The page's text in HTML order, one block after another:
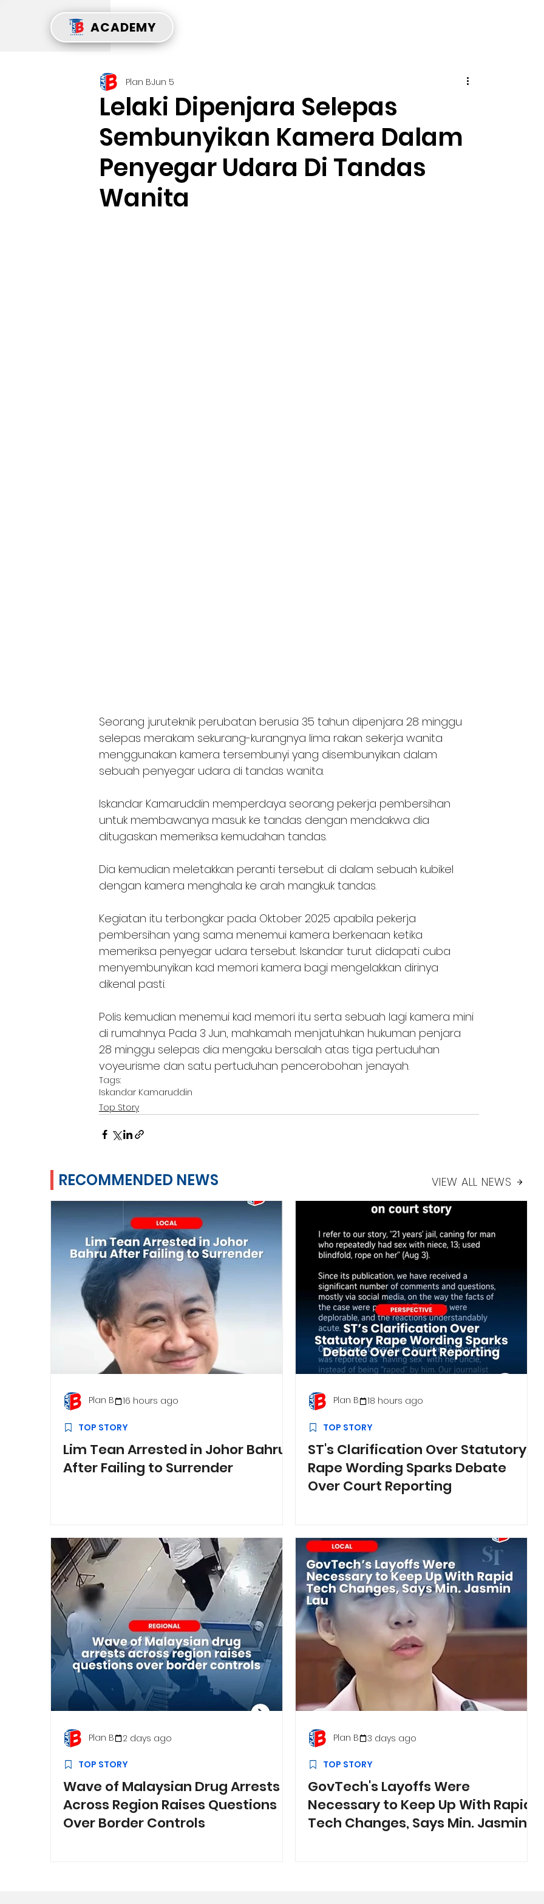
ACADEMY
Lelaki Dipenjara Selepas
Sembunyikan Kamera Dalam
Penyegar Udara Di Tandas
Wanita
Plan BJun 5
Seorang juruteknik perubatan berusia 35 tahun dipenjara 28 minggu
selepas merakam sekurang-kurangnya lima rakan sekerja wanita
menggunakan kamera tersembunyi yang disembunyikan dalam
sebuah penyegar udara di tandas wanita.
Iskandar Kamaruddin memperdaya seorang pekerja pembersihan
untuk membawanya masuk ke tandas dengan mendakwa dia
ditugaskan memeriksa kemudahan tandas.
Dia kemudian meletakkan peranti tersebut di dalam sebuah kubikel
dengan kamera menghala ke arah mangkuk tandas.
Kegiatan itu terbongkar pada Oktober 2025 apabila pekerja
pembersihan yang sama menemui kamera berkenaan ketika
memeriksa penyegar udara tersebut. Iskandar turut didapati cuba
menyembunyikan kad memori kamera bagi mengelakkan dirinya
dikenal pasti.
Polis kemudian menemui kad memori itu serta sebuah lagi kamera mini
di rumahnya. Pada 3 Jun, mahkamah menjatuhkan hukuman penjara
28 minggu selepas dia mengaku bersalah atas tiga pertuduhan
voyeurisme dan satu pertuduhan pencerobohan jenayah.
Tags:
Iskandar Kamaruddin
Top Story
RECOMMENDED NEWS VIEW ALL NEWS
Lim Tean Arrested in Johor Bahru
After Failing to Surrender
TOP STORY
Plan B 16 hours ago
ST's Clarification Over Statutory
Rape Wording Sparks Debate
Over Court Reporting
TOP STORY
Plan B 18 hours ago
Wave of Malaysian Drug Arrests
Across Region Raises Questions
Over Border Controls
TOP STORY
Plan B 2 days ago
GovTech's Layoffs Were
Necessary to Keep Up With Rapid
Tech Changes, Says Min. Jasmin
TOP STORY
Plan B 3 days ago